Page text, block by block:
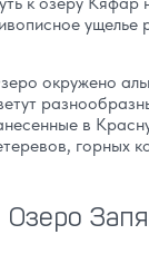
ущелье
окружено
в
горных
Озеро